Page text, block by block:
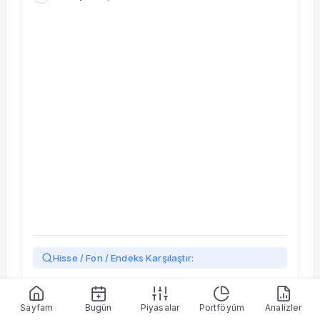
Hisse / Fon / Endeks Karşılaştır:
Yükleniyor…
Sayfam
Bugün Piyasalar Portföyüm Analizler